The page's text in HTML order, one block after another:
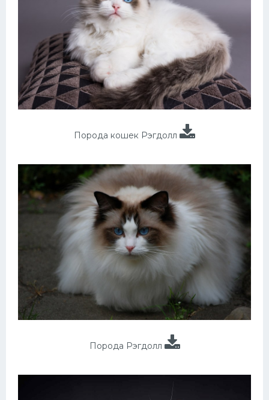
Порода кошек Рэгдолл
Порода Рэгдолл